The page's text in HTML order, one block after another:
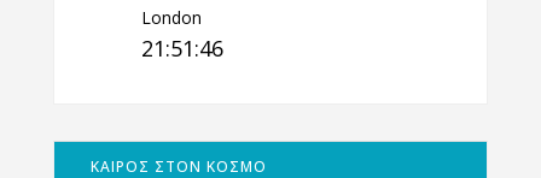
London
21:51:47
ΚΑΙΡΟΣ ΣΤΟΝ ΚΟΣΜΟ